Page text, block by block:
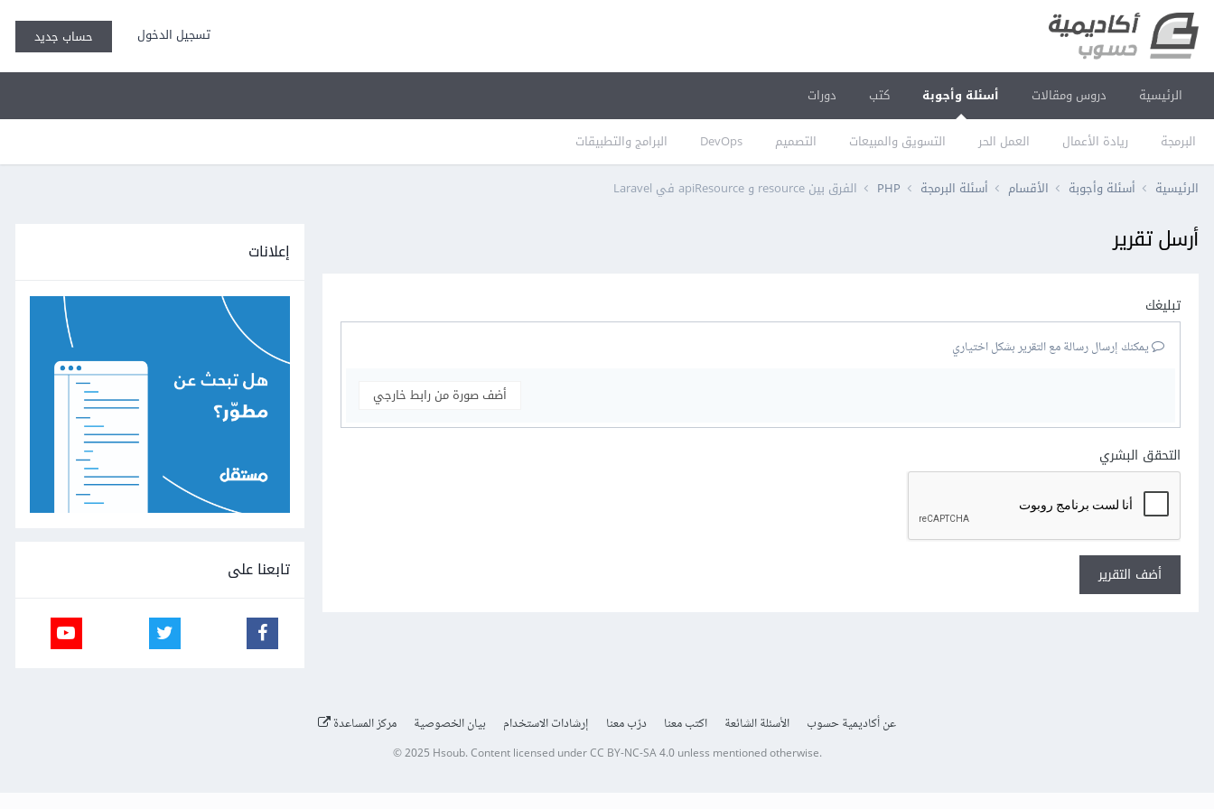
تسجيل الدخول حساب جديد
الرئيسية دروس ومقالات أسئلة وأجوبة
البرمجة ريادة الأعمال العمل الحر التسويق والمبيعات التصميم DevOps البرامج والتطبيقات
كتب دورات
الرئيسية أسئلة وأجوبة الأقسام أسئلة البرمجة PHP الفرق بين resource و apiResource في Laravel
أرسل تقرير
تبليغك
يمكنك إرسال رسالة مع التقرير بشكل اختياري
أضف صورة من رابط خارجي
التحقق البشري
أضف التقرير
إعلانات
تابعنا على
عن أكاديمية حسوب الأسئلة الشائعة اكتب معنا درّب معنا إرشادات الاستخدام بيان الخصوصية مركز المساعدة
© 2025 Hsoub.Content licensed underCC BY-NC-SA 4.0unless mentioned otherwise.